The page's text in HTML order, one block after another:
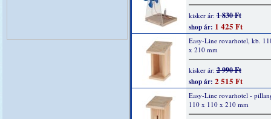
kisker ár:1 830 Ft
shop ár: 1 425 Ft
Easy-Line rovarhotel, kb.
x 210 mm
kisker ár:2 990 Ft
shop ár: 2 515 Ft
Easy-Line rovarhotel -
110 x 110 x 210 mm